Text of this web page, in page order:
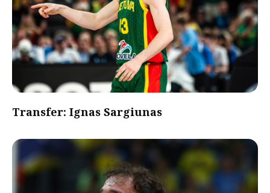
Transfer: Ignas Sargiunas